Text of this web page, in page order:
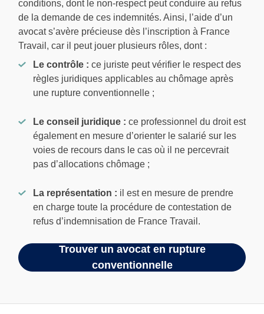
conditions, dont le non-respect peut conduire au refus
de la demande de ces indemnités. Ainsi, l’aide d’un
avocat s’avère précieuse dès l’inscription à France
Travail, car il peut jouer plusieurs rôles, dont :
Le contrôle : ce juriste peut vérifier le respect des
règles juridiques applicables au chômage après
une rupture conventionnelle ;
Le conseil juridique : ce professionnel du droit est
également en mesure d’orienter le salarié sur les
voies de recours dans le cas où il ne percevrait
pas d’allocations chômage ;
La représentation : il est en mesure de prendre
en charge toute la procédure de contestation de
refus d’indemnisation de France Travail.
Trouver un avocat en rupture
conventionnelle